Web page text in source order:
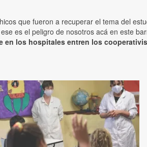
que fueron a recuperar el tema del
es el peligro de nosotros acá en este
los hospitales entren los